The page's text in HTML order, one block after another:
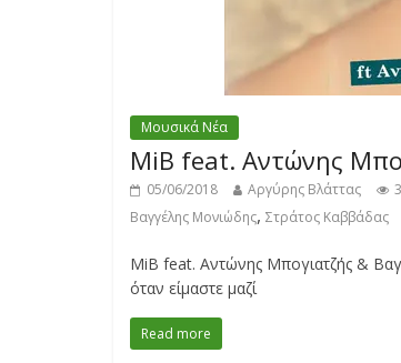
Μουσικά Νέα
MiB feat. Αντώνης
05/06/2018 Αργύρης Βλάττας
Βαγγέλης Μονιώδης, Στράτος Καββάδας
MiB feat. Αντώνης Μπογιατζής &
όταν είμαστε μαζί
Read more